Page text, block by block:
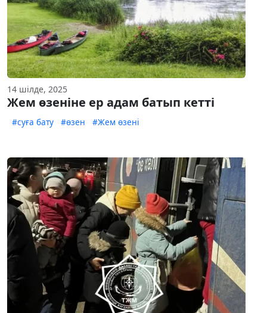
14 шілде, 2025
Жем өзеніне ер адам батып кетті
#суға бату #өзен #Жем өзені